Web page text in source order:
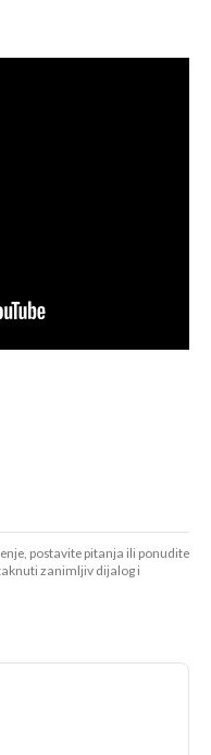
postavite pitanja ili ponudite
zanimljiv dijalog i